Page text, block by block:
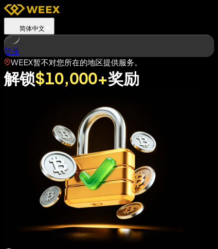
简体中文
登录
WEEX暂不对您所在的地区提供服务。
解锁$10,000+奖励